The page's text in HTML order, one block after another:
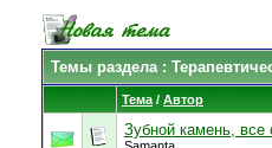
Темы раздела:
Тема / Автор
Зубной камень, все